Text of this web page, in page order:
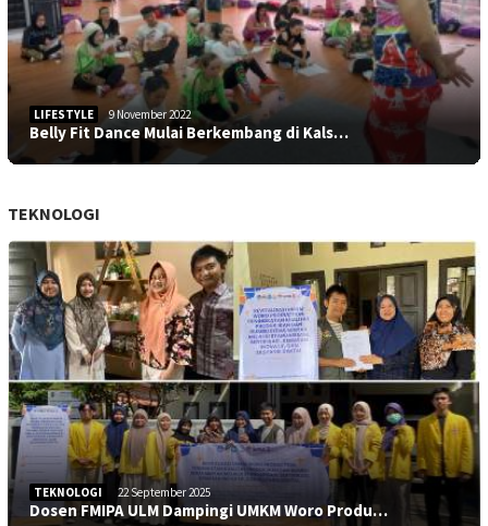
LIFESTYLE 9 November 2022
Belly Fit Dance Mulai Berkembang di Kals…
TEKNOLOGI
TEKNOLOGI 22 September 2025
Dosen FMIPA ULM Dampingi UMKM Woro Produ…